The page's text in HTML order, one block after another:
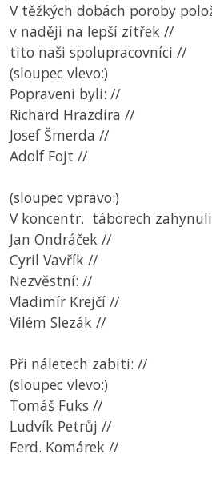
V těžkých dobách poroby
v naději na lepší zítřek //
tito naši spolupracovníci //
(sloupec vlevo:)
Popraveni byli: //
Richard Hrazdira //
Josef Šmerda //
Adolf Fojt //
(sloupec vpravo:)
V koncentr. táborech
Jan Ondráček //
Cyril Vavřík //
Nezvěstní: //
Vladimír Krejčí //
Vilém Slezák //
Při náletech zabiti: //
(sloupec vlevo:)
Tomáš Fuks //
Ludvík Petrůj //
Ferd. Komárek //